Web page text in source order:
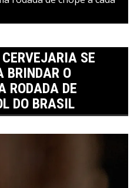
SE
BRINDAR O
RODADA DE
DO BRASIL